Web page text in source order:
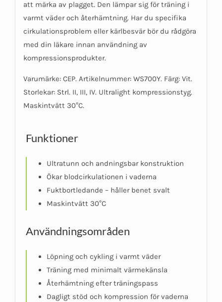
att märka av plagget. Den lämpar sig för träning i
varmt väder och återhämtning. Har du specifika
cirkulationsproblem eller kärlbesvär bör du rådgöra
med din läkare innan användning av
kompressionsprodukter.
Varumärke: CEP. Artikelnummer: WS700Y. Färg: Vit.
Storlekar: Strl. II, III, IV. Ultralight kompressionstyg.
Maskintvätt 30°C.
Funktioner
Ultratunn och andningsbar konstruktion
Ökar blodcirkulationen i vaderna
Fuktbortledande – håller benet svalt
Maskintvätt 30°C
Användningsområden
Löpning och cykling i varmt väder
Träning med minimalt värmekänsla
Återhämtning efter träningspass
Dagligt stöd och kompression för vaderna